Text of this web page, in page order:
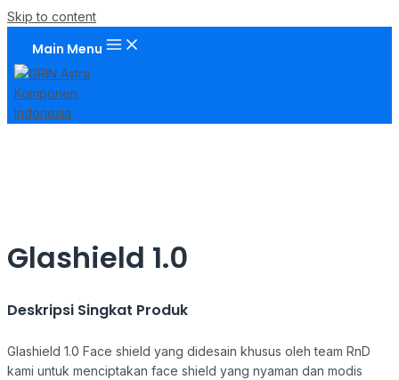
Skip to content
Main Menu
Glashield 1.0
Deskripsi Singkat Produk
Glashield 1.0 Face shield yang didesain khusus oleh team RnD
kami untuk menciptakan face shield yang nyaman dan modis